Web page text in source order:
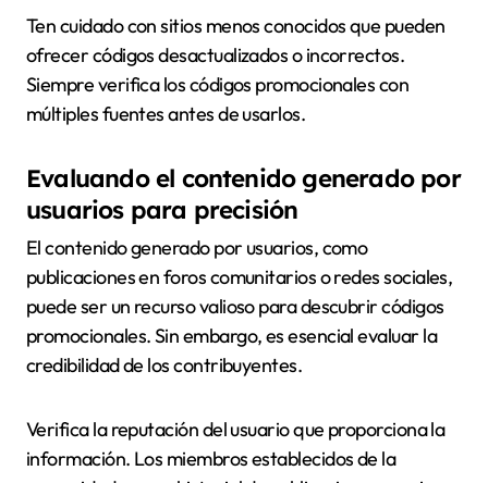
Ten cuidado con sitios menos conocidos que pueden
ofrecer códigos desactualizados o incorrectos.
Siempre verifica los códigos promocionales con
múltiples fuentes antes de usarlos.
Evaluando el contenido generado por
usuarios para precisión
El contenido generado por usuarios, como
publicaciones en foros comunitarios o redes sociales,
puede ser un recurso valioso para descubrir códigos
promocionales. Sin embargo, es esencial evaluar la
credibilidad de los contribuyentes.
Verifica la reputación del usuario que proporciona la
información. Los miembros establecidos de la